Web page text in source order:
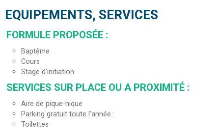
EQUIPEMENTS, SERVICES
FORMULE PROPOSÉE :
Baptême
Cours
Stage d'initiation
SERVICES SUR PLACE OU A PROXIMITÉ :
Aire de pique-nique
Parking gratuit toute l'année
Toilettes